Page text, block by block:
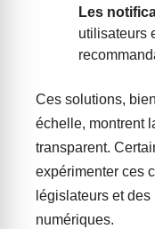
Les
utilisateurs
Ces solutions,
échelle, montrent
transparent.
expérimenter ces
législateurs et
numériques.